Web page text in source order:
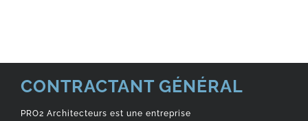
CONTRACTANT GÉNÉRAL
PRO2 Architecteurs est une entreprise